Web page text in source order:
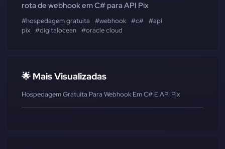
rota de webhook em C# para API Pix
#hospedagem gratuita #webhook #c# #api
pix #digitalocean #oracle cloud
🌟 Mais Visualizadas
Hospedagem Gratuita Para Webhook Em C# E API Pix